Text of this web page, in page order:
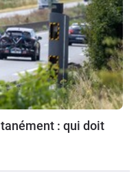
: qui doit